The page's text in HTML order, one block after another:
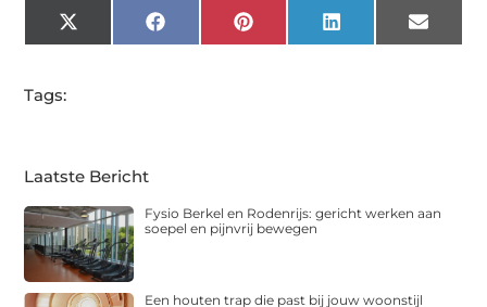
X
(Twitter)
FacebookPinterest LinkedIn Email
Tags:
Laatste Bericht
Fysio Berkel en Rodenrijs: gericht werken aan
soepel en pijnvrij bewegen
Een houten trap die past bij jouw woonstijl